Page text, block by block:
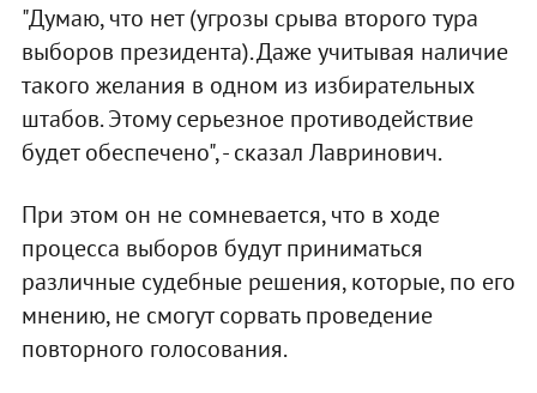
"Думаю, что нет (угрозы срыва второго тура
выборов президента). Даже учитывая наличие
такого желания в одном из избирательных
штабов. Этому серьезное противодействие
будет обеспечено", - сказал Лавринович.
При этом он не сомневается, что в ходе
процесса выборов будут приниматься
различные судебные решения, которые, по его
мнению, не смогут сорвать проведение
повторного голосования.